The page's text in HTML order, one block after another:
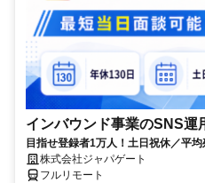
インバウンド事業のSNS運
目指せ登録者1万人！土日祝休／平
株式会社ジャパゲート
フルリモート